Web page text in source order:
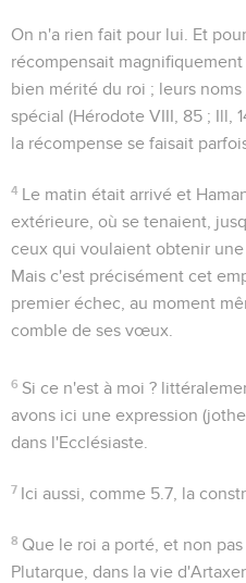
On n'a rien fait pour lui . Et
récompensait
bien mérité du roi ; leurs
spécial (Hérodote VIII, 85 ; Ill,
la récompense se faisait
4 Le matin était arrivé et
extérieure, où se tenaient,
ceux qui voulaient obtenir
Mais c'est précisément cet
premier échec, au moment
comble de ses vœux.
6 Si ce n'est à moi ?
avons ici une expression (
dans l'Ecclésiaste.
7 Ici aussi, comme 5.7 , la
8 Que le roi a porté , et non
Plutarque, dans la vie